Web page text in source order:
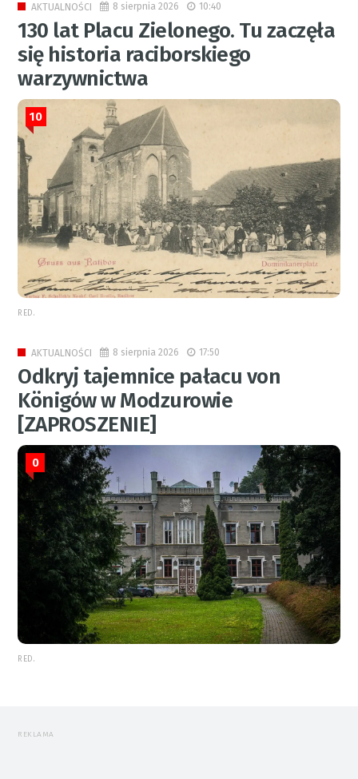
AKTUALNOŚCI 8 sierpnia 2026 10:40
130 lat Placu Zielonego. Tu zaczęła
się historia raciborskiego
warzywnictwa
10
RED.
AKTUALNOŚCI 8 sierpnia 2026 17:50
Odkryj tajemnice pałacu von
Königów w Modzurowie
[ZAPROSZENIE]
0
RED.
REKLAMA